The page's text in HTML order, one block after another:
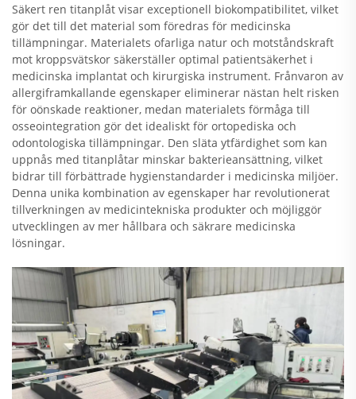
Säkert ren titanplåt visar exceptionell biokompatibilitet, vilket
gör det till det material som föredras för medicinska
tillämpningar. Materialets ofarliga natur och motståndskraft
mot kroppsvätskor säkerställer optimal patientsäkerhet i
medicinska implantat och kirurgiska instrument. Frånvaron av
allergiframkallande egenskaper eliminerar nästan helt risken
för oönskade reaktioner, medan materialets förmåga till
osseointegration gör det idealiskt för ortopediska och
odontologiska tillämpningar. Den släta ytfärdighet som kan
uppnås med titanplåtar minskar bakterieansättning, vilket
bidrar till förbättrade hygienstandarder i medicinska miljöer.
Denna unika kombination av egenskaper har revolutionerat
tillverkningen av medicintekniska produkter och möjliggör
utvecklingen av mer hållbara och säkrare medicinska
lösningar.